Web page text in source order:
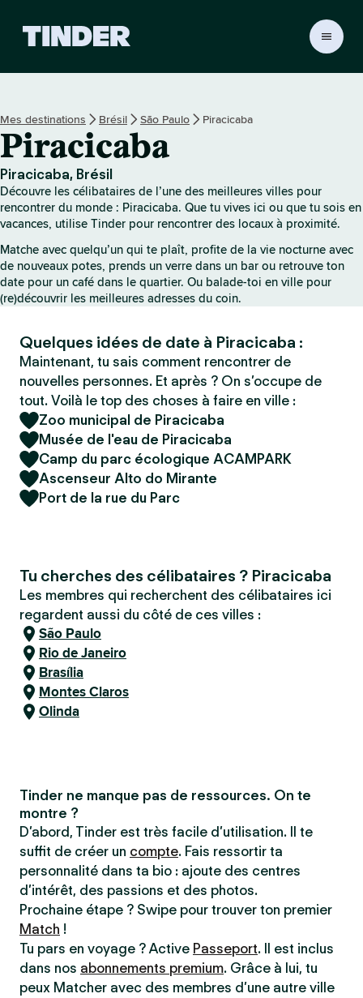
i
l
T
n
d
e
Mes destinations Brésil São Paulo Piracicaba
Piracicaba
Piracicaba, Brésil
Découvre les célibataires de l’une des meilleures villes pour
rencontrer du monde : Piracicaba. Que tu vives ici ou que tu sois en
vacances, utilise Tinder pour rencontrer des locaux à proximité.
Matche avec quelqu’un qui te plaît, profite de la vie nocturne avec
de nouveaux potes, prends un verre dans un bar ou retrouve ton
date pour un café dans le quartier. Ou balade-toi en ville pour
(re)découvrir les meilleures adresses du coin.
Quelques idées de date à Piracicaba :
Maintenant, tu sais comment rencontrer de
nouvelles personnes. Et après ? On s’occupe de
tout. Voilà le top des choses à faire en ville :
Zoo municipal de Piracicaba
Musée de l'eau de Piracicaba
Camp du parc écologique ACAMPARK
Ascenseur Alto do Mirante
Port de la rue du Parc
Tu cherches des célibataires ? Piracicaba
Les membres qui recherchent des célibataires ici
regardent aussi du côté de ces villes :
São Paulo
Rio de Janeiro
Brasília
Montes Claros
Olinda
Tinder ne manque pas de ressources. On te
montre ?
D’abord, Tinder est très facile d’utilisation. Il te
suffit de créer un compte. Fais ressortir ta
personnalité dans ta bio : ajoute des centres
d’intérêt, des passions et des photos.
Prochaine étape ? Swipe pour trouver ton premier
Match !
Tu pars en voyage ? Active Passeport. Il est inclus
dans nos abonnements premium. Grâce à lui, tu
peux Matcher avec des membres d’une autre ville